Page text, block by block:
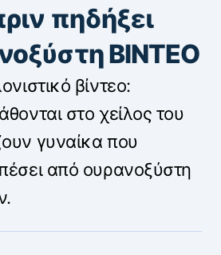
πηδήξει
ΒΙΝΤΕΟ
βίντεο:
στο χείλος του
γυναίκα που
από ουρανοξύστη